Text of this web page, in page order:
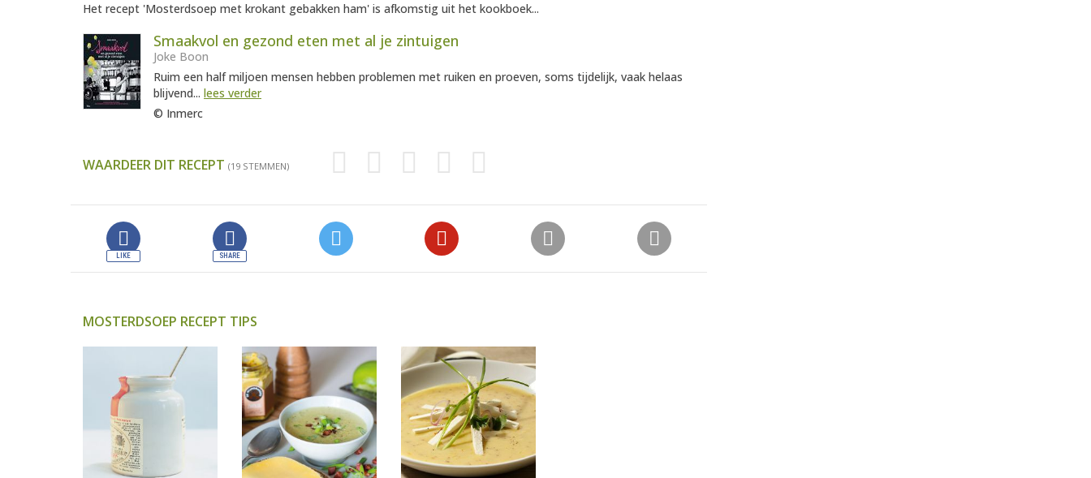
Het recept 'Mosterdsoep met krokant gebakken ham' is afkomstig uit het kookboek...
Smaakvol en gezond eten met al je zintuigen
Joke Boon
Ruim een half miljoen mensen hebben problemen met ruiken en proeven, soms tijdelijk, vaak helaas
blijvend... lees verder
© Inmerc
WAARDEER DIT RECEPT (19 STEMMEN)
MOSTERDSOEP RECEPT TIPS